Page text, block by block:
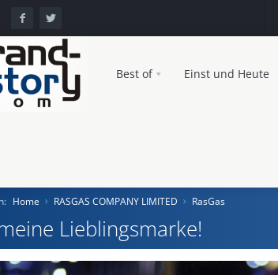
Best of Einst und Heute
Home RASGAS COMPANY LIMITED RasGas
Lieblingsmarke!